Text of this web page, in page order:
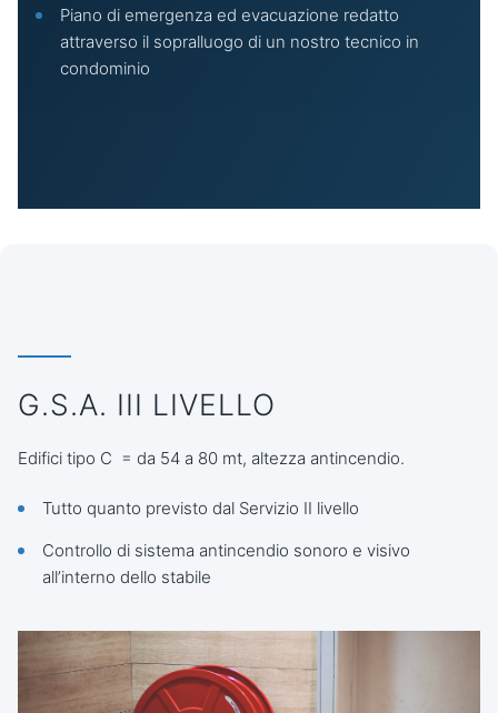
Piano di emergenza ed evacuazione redatto
attraverso il sopralluogo di un nostro tecnico in
condominio
G.S.A. III LIVELLO
Edifici tipo C = da 54 a 80 mt, altezza antincendio.
Tutto quanto previsto dal Servizio II livello
Controllo di sistema antincendio sonoro e visivo
all’interno dello stabile